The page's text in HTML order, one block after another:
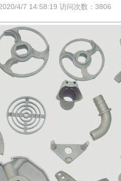
4/7 14:58:19 访问次数：3806